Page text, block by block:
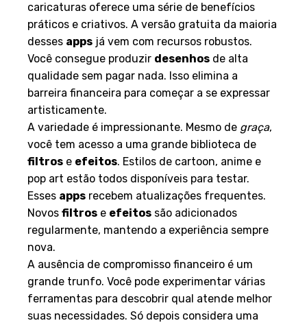
caricaturas oferece uma série de benefícios
práticos e criativos. A versão gratuita da maioria
desses apps já vem com recursos robustos.
Você consegue produzir desenhos de alta
qualidade sem pagar nada. Isso elimina a
barreira financeira para começar a se expressar
artisticamente.
A variedade é impressionante. Mesmo de graça,
você tem acesso a uma grande biblioteca de
filtros e efeitos. Estilos de cartoon, anime e
pop art estão todos disponíveis para testar.
Esses apps recebem atualizações frequentes.
Novos filtros e efeitos são adicionados
regularmente, mantendo a experiência sempre
nova.
A ausência de compromisso financeiro é um
grande trunfo. Você pode experimentar várias
ferramentas para descobrir qual atende melhor
suas necessidades. Só depois considera uma